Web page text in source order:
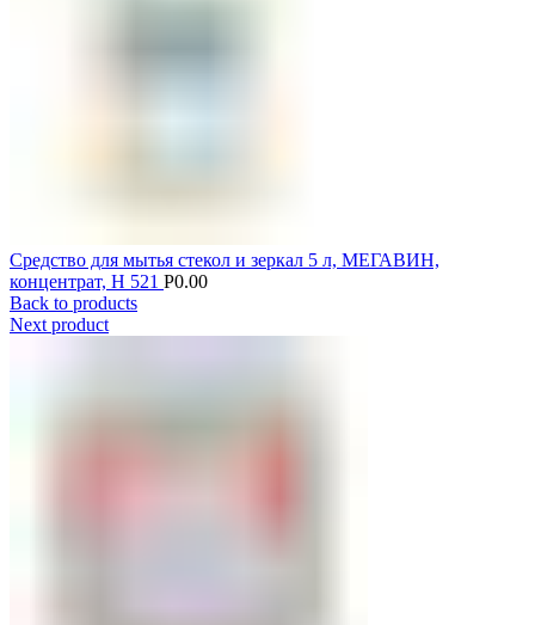
Средство для мытья стекол и зеркал 5 л, МЕГАВИН,
концентрат, Н 521 Р0.00
Back to products
Next product